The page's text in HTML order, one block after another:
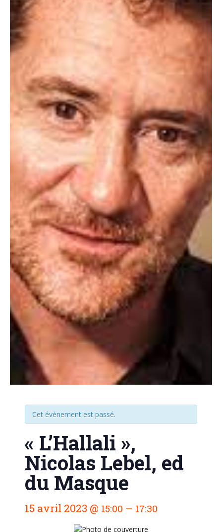
Cet évènement est passé.
« L’Hallali »,
Nicolas Lebel, ed
du Masque
a
15 avril 2023 @ 15:00 – 17:30